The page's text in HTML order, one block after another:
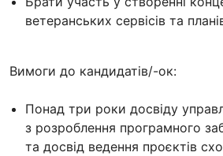
ветеранських сервісів та
Вимоги до кандидатів/-ок:
Понад три роки досвіду
з розроблення програмного
та досвід ведення проєктів